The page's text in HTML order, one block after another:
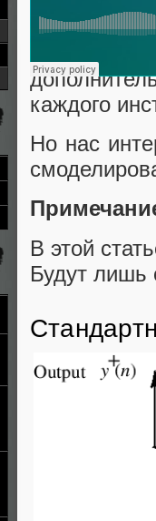
одна и та
каждого
Но нас
В этой
Будут лишь